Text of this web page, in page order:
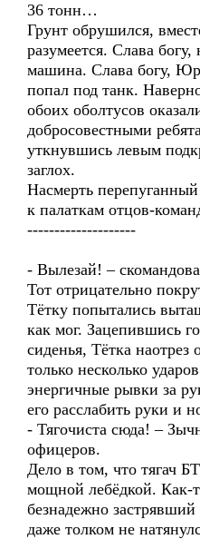
36 тонн…
Грунт обрушился,
разумеется. Слава богу,
машина. Слава богу,
попал под танк.
обоих оболтусов
добросовестными
уткнувшись левым
заглох.
Насмерть
к палаткам отцов-
--------------------
- Вылезай! –
Тот отрицательно
Тётку попытались
как мог. Зацепившись
сиденья, Тётка наотрез
только несколько
энергичные рывки за
его расслабить руки и
- Тягочиста сюда! –
офицеров.
Дело в том, что тягач
мощной лебёдкой. Как-
безнадежно
даже толком не